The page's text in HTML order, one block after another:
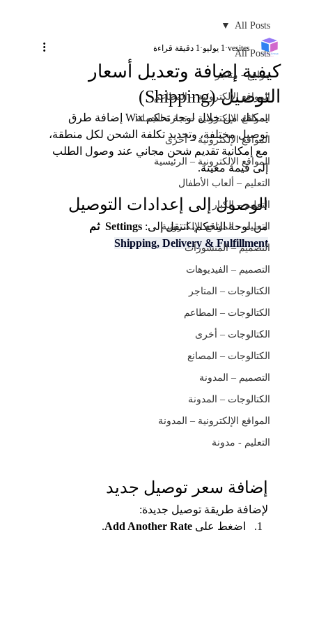
All Posts
مواقع - متاجر
المواقع الإلكترونية – المطاعم
المواقع الإلكترونية – تجارة الجملة
المواقع الإلكترونية – أخرى
المواقع الإلكترونية – الرئيسية
التعليم – ألعاب الأطفال
التعليم – الكبار
التعليم – المواقع الإلكترونية
التصميم – المنشورات
التصميم – الفيديوهات
الكتالوجات – المتاجر
الكتالوجات – المطاعم
الكتالوجات – أخرى
الكتالوجات – المصانع
التصميم – المدونة
الكتالوجات – المدونة
المواقع الإلكترونية – المدونة
التعليم - مدونة
All Posts
كيفية إضافة وتعديل أسعار
التوصيل (Shipping)
vesites 1 يوليو 1 دقيقة قراءة
يمكنك من خلال لوحة تحكم Wix إضافة طرق
توصيل مختلفة، وتحديد تكلفة الشحن لكل منطقة،
مع إمكانية تقديم شحن مجاني عند وصول الطلب
إلى قيمة معينة.
الوصول إلى إعدادات التوصيل
من لوحة التحكم، انتقل إلى: Settings  ثم
Shipping, Delivery & Fulfillment
إضافة سعر توصيل جديد
لإضافة طريقة توصيل جديدة:
اضغط على Add Another Rate
.